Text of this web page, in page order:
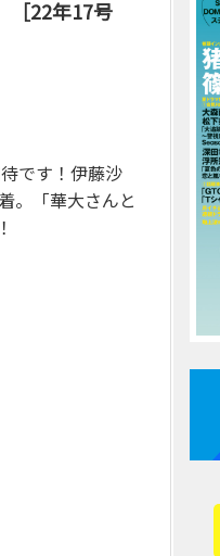
［22年17号
です！伊藤沙
。「華大さんと